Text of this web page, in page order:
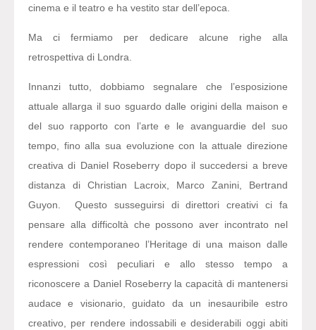
cinema e il teatro e ha vestito star dell’epoca.
Ma ci fermiamo per dedicare alcune righe alla
retrospettiva di Londra.
Innanzi tutto, dobbiamo segnalare che l’esposizione
attuale allarga il suo sguardo dalle origini della maison e
del suo rapporto con l’arte e le avanguardie del suo
tempo, fino alla sua evoluzione con la attuale direzione
creativa di Daniel Roseberry dopo il succedersi a breve
distanza di Christian Lacroix, Marco Zanini, Bertrand
Guyon. Questo susseguirsi di direttori creativi ci fa
pensare alla difficoltà che possono aver incontrato nel
rendere contemporaneo l’Heritage di una maison dalle
espressioni così peculiari e allo stesso tempo a
riconoscere a Daniel Roseberry la capacità di mantenersi
audace e visionario, guidato da un inesauribile estro
creativo, per rendere indossabili e desiderabili oggi abiti